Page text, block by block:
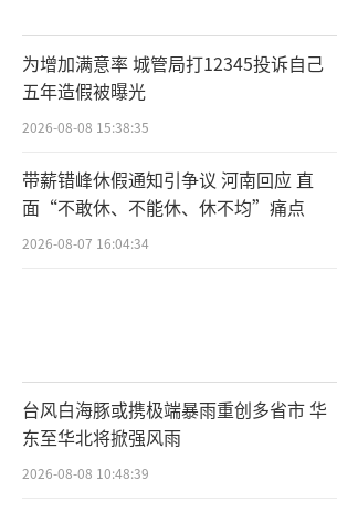
为增加满意率 城管局打12345投诉自己
五年造假被曝光
2026-08-08 15:38:35
带薪错峰休假通知引争议 河南回应 直
面“不敢休、不能休、休不均”痛点
2026-08-07 16:04:34
台风白海豚或携极端暴雨重创多省市 华
东至华北将掀强风雨
2026-08-08 10:48:39